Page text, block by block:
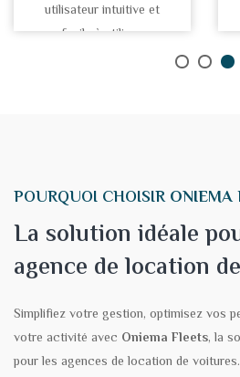
utilisateur intuitive et
facile à utiliser.
POURQUOI CHOISIRONIEMA
La solution idéale
agence de location
Simplifiez votre gestion, optimisez vos
votre activité avec Oniema Fleets, la
pour les agences de location de voitures.